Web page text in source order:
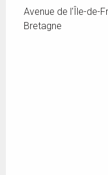
Avenue de l'Île-de-
Bretagne